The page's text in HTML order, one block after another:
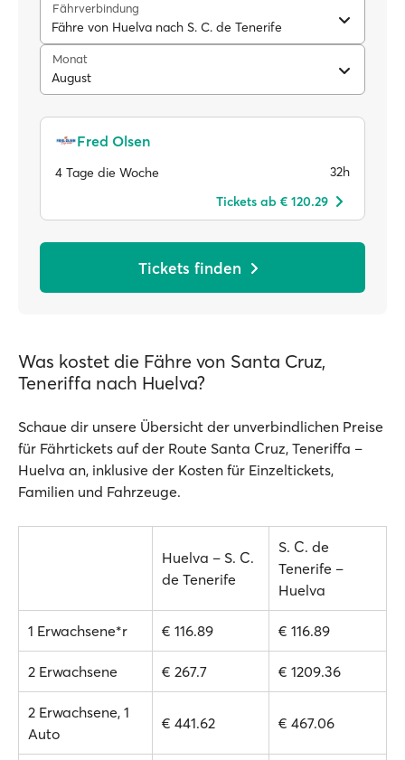
Fährverbindung
Fähre von Huelva nach S. C. de Tenerife
Monat
August
Fred Olsen
4 Tage die Woche
32h
Tickets ab € 120.29
Tickets finden
Was kostet die Fähre von Santa Cruz,
Teneriffa nach Huelva?
Schaue dir unsere Übersicht der unverbindlichen Preise
für Fährtickets auf der Route Santa Cruz, Teneriffa –
Huelva an, inklusive der Kosten für Einzeltickets,
Familien und Fahrzeuge.
Huelva – S. C.
de Tenerife
S. C. de
Tenerife –
Huelva
1 Erwachsene*r € 116.89 € 116.89
2 Erwachsene € 267.7 € 1209.36
2 Erwachsene, 1
Auto
€ 441.62 € 467.06